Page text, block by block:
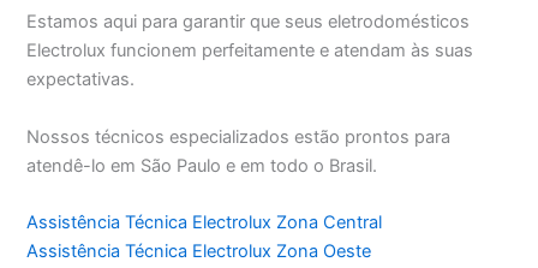
Estamos aqui para garantir que seus eletrodomésticos
Electrolux funcionem perfeitamente e atendam às suas
expectativas.
Nossos técnicos especializados estão prontos para
atendê-lo em São Paulo e em todo o Brasil.
Assistência Técnica Electrolux Zona Central
Assistência Técnica Electrolux Zona Oeste